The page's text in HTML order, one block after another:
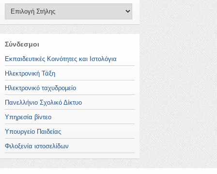
Σύνδεσμοι
Εκπαιδευτικές Κοινότητες και Ιστολόγια
Ηλεκτρονική Τάξη
Ηλεκτρονικό ταχυδρομείο
Πανελλήνιο Σχολικό Δίκτυο
Υπηρεσία βίντεο
Υπουργείο Παιδείας
Φιλοξενία ιστοσελίδων